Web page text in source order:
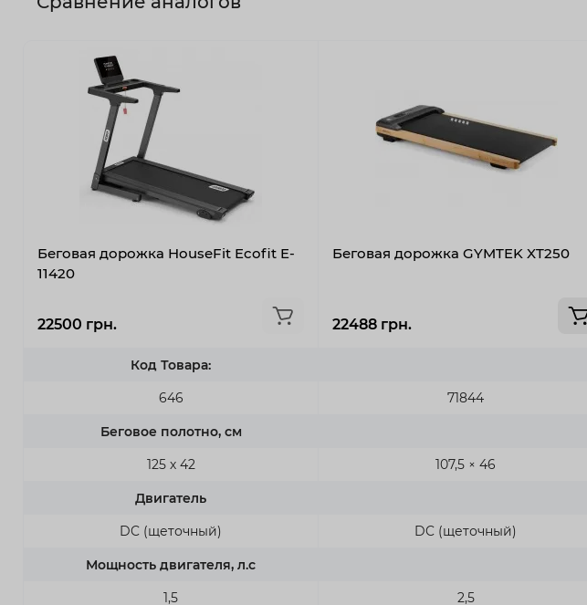
Беговая дорожка HouseFit Ecofit E-
11420
22500 грн.
Код Товара:
646
Беговое полотно, см
125 х 42
Двигатель
DC (щеточный)
Мощность двигателя, л.с
1,5
Беговая дорожка GYMTEK XT250
22488 грн.
71844
107,5 × 46
DC (щеточный)
2,5